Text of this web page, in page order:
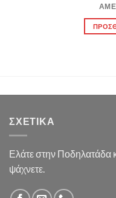
ΣΧΕΤΙΚΆ
Ελάτε στην Ποδηλατάδα
ψάχνετε.